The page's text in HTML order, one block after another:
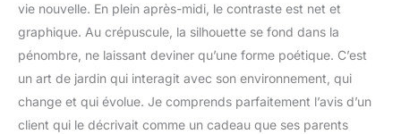
vie nouvelle. En plein après-midi, le contraste est net et
graphique. Au crépuscule, la silhouette se fond dans la
pénombre, ne laissant deviner qu’une forme poétique. C’est
un art de jardin qui interagit avec son environnement, qui
change et qui évolue. Je comprends parfaitement l’avis d’un
client qui le décrivait comme un cadeau que ses parents